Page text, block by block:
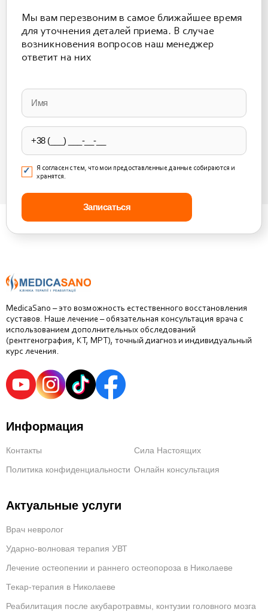
Мы вам перезвоним в самое ближайшее время
для уточнения деталей приема. В случае
возникновения вопросов наш менеджер
ответит на них
leave
this
field
empty.
Я согласен с тем, что мои предоставленные данные собираются и
хранятся.
MedicaSano – это возможность естественного восстановления
суставов. Наше лечение – обязательная консультация врача с
использованием дополнительных обследований
(рентгенография, КТ, МРТ), точный диагноз и индивидуальный
курс лечения.
Информация
Контакты
Сила Настоящих
Политика конфиденциальности Онлайн консультация
Актуальные услуги
Врач невролог
Ударно-волновая терапия УВТ
Лечение остеопении и раннего остеопороза в Николаеве
Текар-терапия в Николаеве
Реабилитация после акубаротравмы, контузии головного мозга